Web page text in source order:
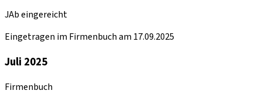
JAb eingereicht
Eingetragen im Firmenbuch am 17.09.2025
Juli 2025
Firmenbuch